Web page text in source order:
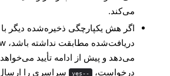
می‌کند.
اگر هش یکپارچگی ذخیره‌شده دیگر
می‌دهد و پیش از ادامه تأیید
درخواست،
--yes
سراسری را ارسال